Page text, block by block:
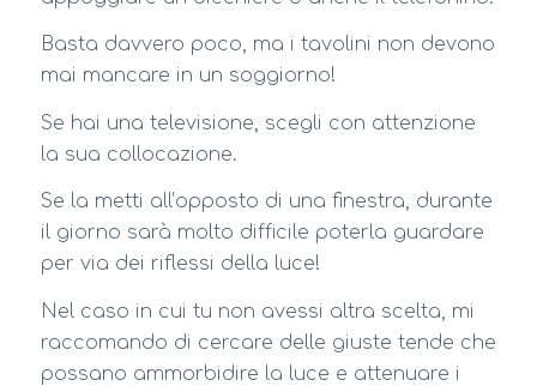
Basta davvero poco, ma i tavolini non devono
mai mancare in un soggiorno!
Se hai una televisione, scegli con attenzione
la sua collocazione.
Se la metti all’opposto di una finestra, durante
il giorno sarà molto difficile poterla guardare
per via dei riflessi della luce!
Nel caso in cui tu non avessi altra scelta, mi
raccomando di cercare delle giuste tende che
possano ammorbidire la luce e attenuare i